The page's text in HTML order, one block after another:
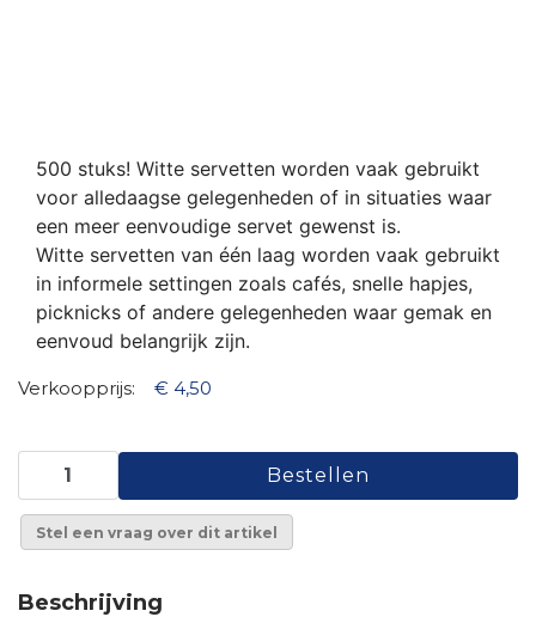
500 stuks! Witte servetten worden vaak gebruikt
voor alledaagse gelegenheden of in situaties waar
een meer eenvoudige servet gewenst is.
Witte servetten van één laag worden vaak gebruikt
in informele settingen zoals cafés, snelle hapjes,
picknicks of andere gelegenheden waar gemak en
eenvoud belangrijk zijn.
Verkoopprijs: € 4,50
Stel een vraag over dit artikel
Beschrijving